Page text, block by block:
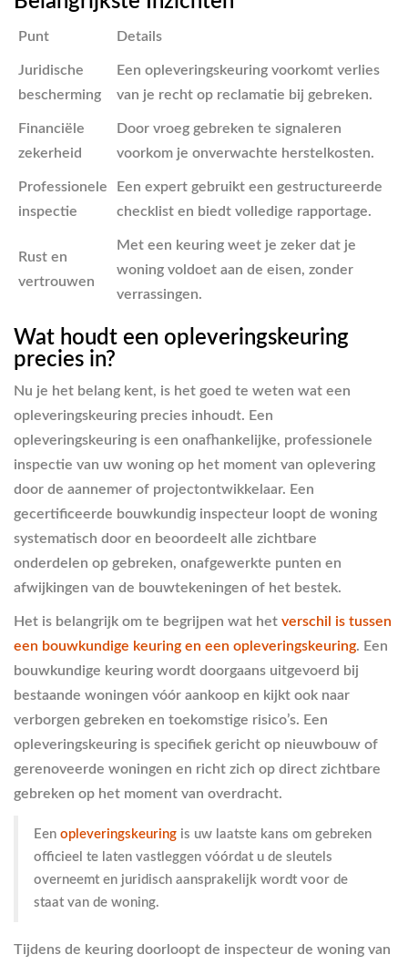
Punt Details
Juridische
bescherming
Een opleveringskeuring voorkomt verlies
van je recht op reclamatie bij gebreken.
Financiële
zekerheid
Door vroeg gebreken te signaleren
voorkom je onverwachte herstelkosten.
Professionele
inspectie
Een expert gebruikt een gestructureerde
checklist en biedt volledige rapportage.
Rust en
vertrouwen
Met een keuring weet je zeker dat je
woning voldoet aan de eisen, zonder
verrassingen.
Wat houdt een opleveringskeuring
precies in?
Nu je het belang kent, is het goed te weten wat een
opleveringskeuring precies inhoudt. Een
opleveringskeuring is een onafhankelijke, professionele
inspectie van uw woning op het moment van oplevering
door de aannemer of projectontwikkelaar. Een
gecertificeerde bouwkundig inspecteur loopt de woning
systematisch door en beoordeelt alle zichtbare
onderdelen op gebreken, onafgewerkte punten en
afwijkingen van de bouwtekeningen of het bestek.
Het is belangrijk om te begrijpen wat het verschil is tussen
een bouwkundige keuring en een opleveringskeuring. Een
bouwkundige keuring wordt doorgaans uitgevoerd bij
bestaande woningen vóór aankoop en kijkt ook naar
verborgen gebreken en toekomstige risico’s. Een
opleveringskeuring is specifiek gericht op nieuwbouw of
gerenoveerde woningen en richt zich op direct zichtbare
gebreken op het moment van overdracht.
Een opleveringskeuring is uw laatste kans om gebreken
officieel te laten vastleggen vóórdat u de sleutels
overneemt en juridisch aansprakelijk wordt voor de
staat van de woning.
Tijdens de keuring doorloopt de inspecteur de woning van